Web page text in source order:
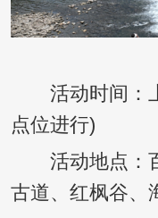
活动时间：上
点位进行)
活动地点：百
古道、红枫谷、